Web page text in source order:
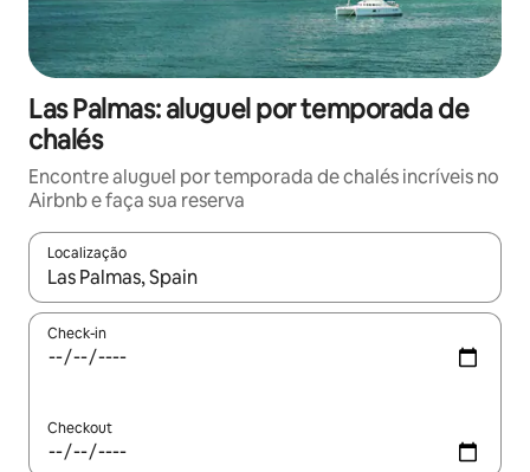
Las Palmas: aluguel por temporada de
chalés
Encontre aluguel por temporada de chalés incríveis no
Airbnb e faça sua reserva
Localização
Quando os resultados estiverem disponíveis, explore-os
Check-in
Checkout